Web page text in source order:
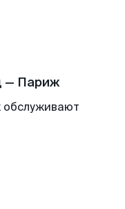
— Париж